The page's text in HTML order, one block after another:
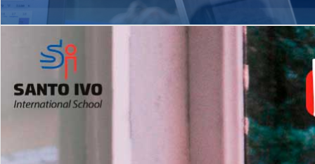
Matrículas Abertas 2026
2º AO 5º ANO FUNDAMENTAL
es